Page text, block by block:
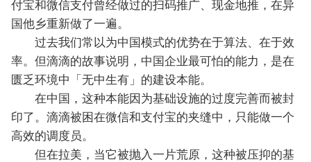
付宝和微信支付曾经做过的扫码推广、现金地推，在异
国他乡重新做了一遍。
过去我们常以为中国模式的优势在于算法、在于效
率。但滴滴的故事说明，中国企业最可怕的能力，是在
匮乏环境中「无中生有」的建设本能。
在中国，这种本能因为基础设施的过度完善而被封
印了。滴滴被困在微信和支付宝的夹缝中，只能做一个
高效的调度员。
但在拉美，当它被抛入一片荒原，这种被压抑的基